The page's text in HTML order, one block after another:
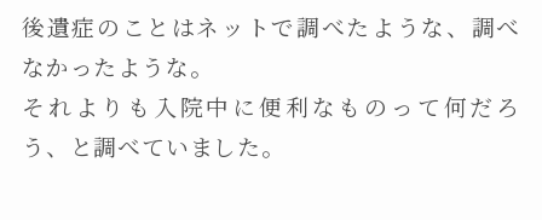
後遺症のことはネットで調べたような、調べ
なかったような。
それよりも入院中に便利なものって何だろ
う、と調べていました。